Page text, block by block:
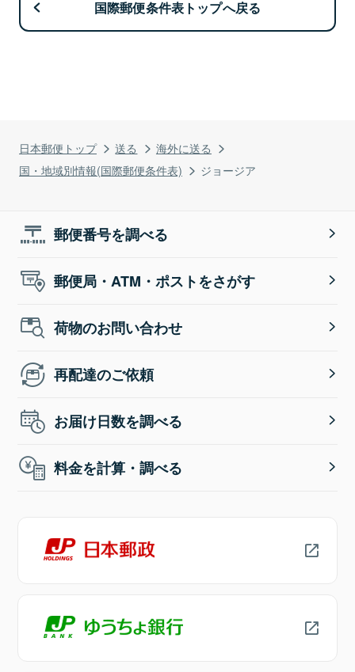
日本郵便トップ 送る
海外に送る
国・地域別情報(国際郵便条件表)
ジョージア
国際郵便条件表トップへ戻る
郵便番号を調べる
郵便局・ATM・ポストをさがす
荷物のお問い合わせ
再配達のご依頼
お届け日数を調べる
料金を計算・調べる